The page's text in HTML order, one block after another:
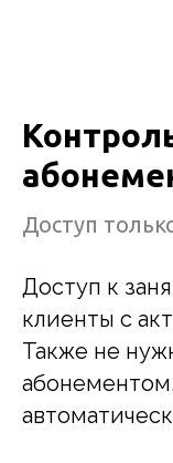
Доступ
Доступ к
клиенты с
Также не